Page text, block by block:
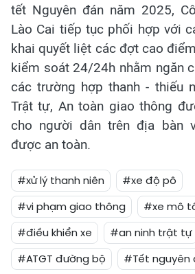
tết Nguyên đán năm 2025,
Lào Cai tiếp tục phối hợp với
khai quyết liệt các đợt cao
kiểm soát 24/24h nhằm ngăn
các trường hợp thanh - thiếu
Trật tự, An toàn giao thông
cho người dân trên địa bàn
được an toàn.
#xử lý thanh niên
#xe độ pô
#vi phạm giao thông
#xe mô
#điều khiển xe
#an ninh trật tự
#ATGT đường bộ
#Tết nguyên